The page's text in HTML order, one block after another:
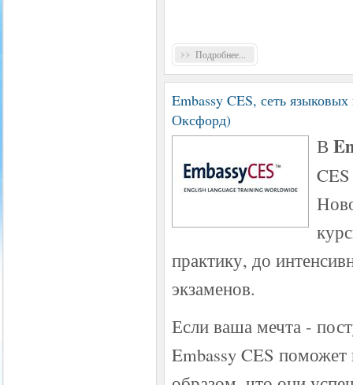
Подробнее...
Embassy CES, сеть
Оксфорд)
В
практику, до
экзаменов.
Если ваша мечта -
Embassy CES